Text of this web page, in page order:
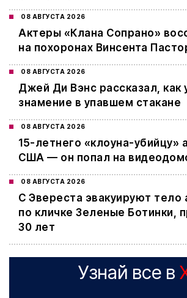
08 АВГУСТА 2026
Актеры «Клана Сопрано»
на похоронах Винсента
08 АВГУСТА 2026
Джей Ди Вэнс рассказал, как
знамение в упавшем стакане
08 АВГУСТА 2026
15-летнего «клоуна-убийцу»
США — он попал на
08 АВГУСТА 2026
С Эвереста эвакуируют тело
по кличке Зеленые Ботинки,
30 лет
Узнай все в